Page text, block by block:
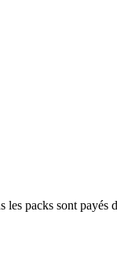
les packs sont payés